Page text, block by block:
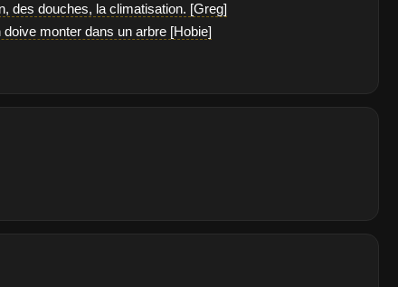
des douches, la climatisation. [Greg]
monter dans un arbre [Hobie]